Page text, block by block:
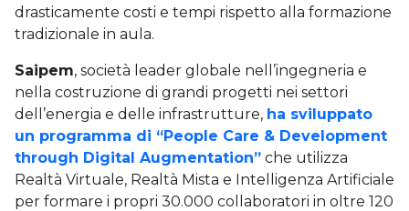
drasticamente costi e tempi rispetto alla formazione
tradizionale in aula.
Saipem, società leader globale nell’ingegneria e
nella costruzione di grandi progetti nei settori
dell’energia e delle infrastrutture, ha sviluppato
un programma di “People Care & Development
through Digital Augmentation” che utilizza
Realtà Virtuale, Realtà Mista e Intelligenza Artificiale
per formare i propri 30.000 collaboratori in oltre 120